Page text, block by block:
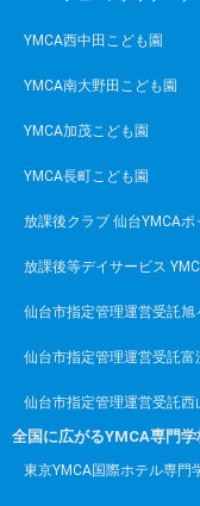
YMCA西中田こども園
YMCA南大野田こども園
YMCA加茂こども園
YMCA長町こども園
放課後クラブ 仙台YMCAポ
放課後等デイサービス
仙台市指定管理運営受託旭
仙台市指定管理運営受託富
仙台市指定管理運営受託西
全国に広がるYMCA専門
東京YMCA国際ホテル専門